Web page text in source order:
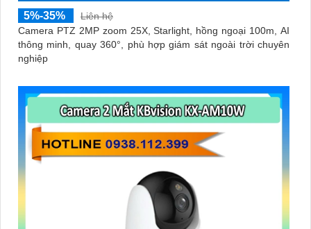
5%-35%
Liên hệ
Camera PTZ 2MP zoom 25X, Starlight, hồng ngoại 100m, AI
thông minh, quay 360°, phù hợp giám sát ngoài trời chuyên
nghiệp